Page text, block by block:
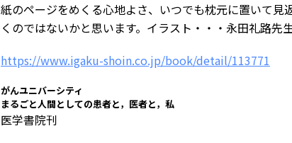
紙のページをめくる心地よさ、いつでも枕元に置いて
くのではないかと思います。イラスト・・・永田礼路先
https://www.igaku-shoin.co.jp/book/detail/113771
がんユニバーシティ
まるごと人間としての患者と，医者と，私
医学書院刊